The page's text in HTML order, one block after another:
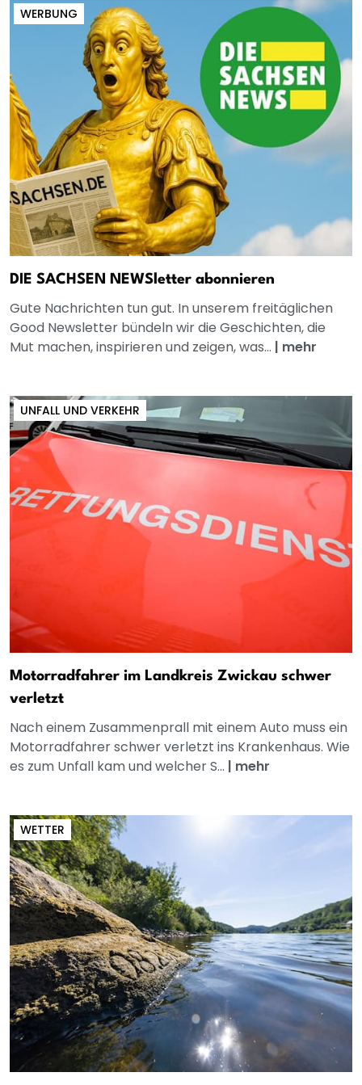
WERBUNG
DIE SACHSEN NEWSletter abonnieren
Gute Nachrichten tun gut. In unserem freitäglichen
Good Newsletter bündeln wir die Geschichten, die
Mut machen, inspirieren und zeigen, was... | mehr
UNFALL UND VERKEHR
Motorradfahrer im Landkreis Zwickau schwer
verletzt
Nach einem Zusammenprall mit einem Auto muss ein
Motorradfahrer schwer verletzt ins Krankenhaus. Wie
es zum Unfall kam und welcher S... | mehr
WETTER